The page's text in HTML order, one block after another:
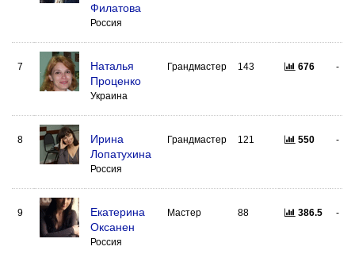
Филатова
Россия
7
Наталья
Проценко
Украина
Грандмастер 143 676 -
8
Ирина
Лопатухина
Россия
Грандмастер 121 550 -
9
Екатерина
Оксанен
Россия
Мастер 88 386.5 -